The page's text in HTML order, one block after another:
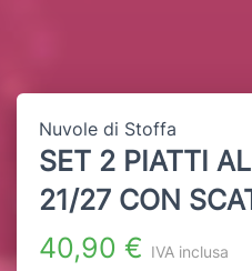
Nuvole di Stoffa
SET 2 PIATTI
21/27 CON
40,90 € IVA inclusa